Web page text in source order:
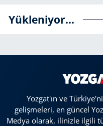
Yükleniyor...
Yozgat'ın ve
gelişmeleri, en güncel
Medya olarak, ilinizle ilgili